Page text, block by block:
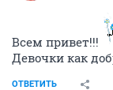
Всем привет!!!
Девочки как
ОТВЕТИТЬ